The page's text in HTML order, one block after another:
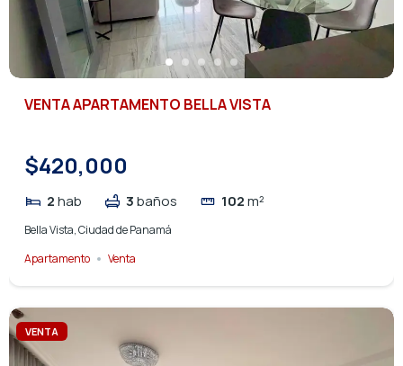
VENTA APARTAMENTO BELLA VISTA
$420,000
2hab 3baños 102m²
Bella Vista, Ciudad de Panamá
Apartamento
Venta
VENTA